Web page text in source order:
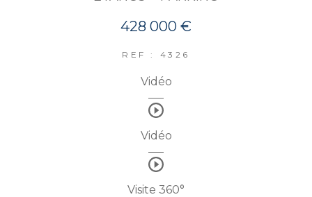
428 000 €
REF : 4326
Vidéo
Vidéo
Visite 360°